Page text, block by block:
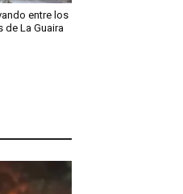
entre los
de La Guaira